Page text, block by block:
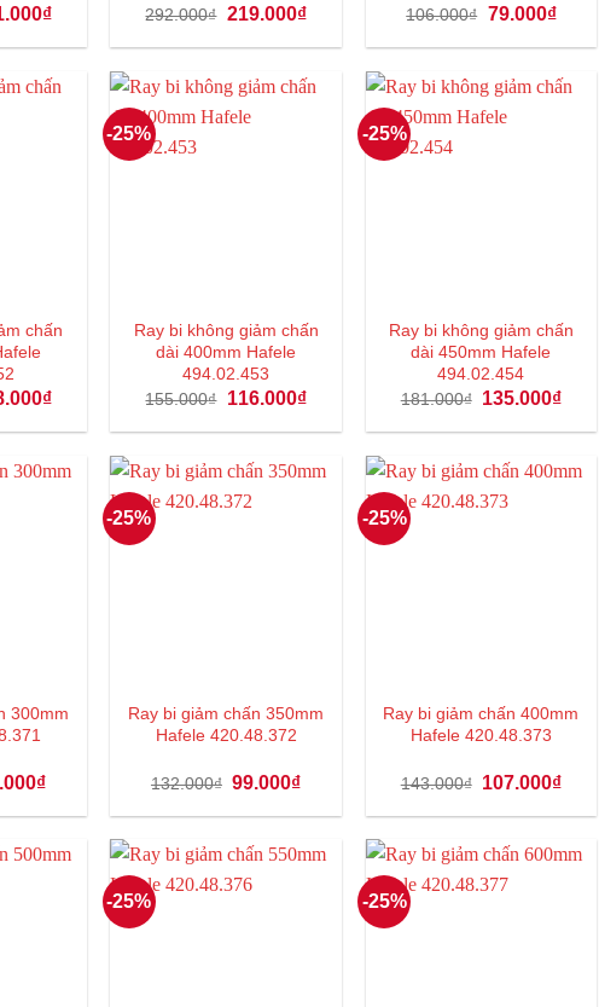
₫Giá
tại
201.000₫.
292.000₫ Giá
là:
219.000₫Giá
tại
219.000₫.
106.000₫ Giá
là:
79.000₫Giá
tại
chấn
₫Giá
tại
108.000₫.
-25%
Ray bi không giảm chấn
dài 400mm Hafele
494.02.453
155.000₫ Giá
là:
116.000₫Giá
tại
116.000₫.
-25%
Ray bi không giảm chấn
dài 450mm Hafele
494.02.454
181.000₫ Giá
là:
135.000₫Giá
tại
300mm
₫Giá
tại
90.000₫.
-25%
Ray bi giảm chấn 350mm
Hafele 420.48.372
132.000₫ Giá
là:
99.000₫Giá
tại
99.000₫.
-25%
Ray bi giảm chấn 400mm
Hafele 420.48.373
143.000₫ Giá
là:
107.000₫Giá
tại
-25% -25%